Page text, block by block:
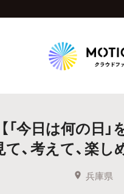
のプロジェクト 新着プ
【「今日は何の日
、考えて、楽
兵庫県